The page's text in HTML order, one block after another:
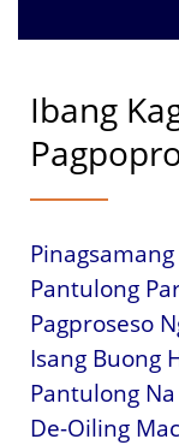
Ibang
Pantulong
Pagproseso
Isang Buong
Pantulong
De-Oiling